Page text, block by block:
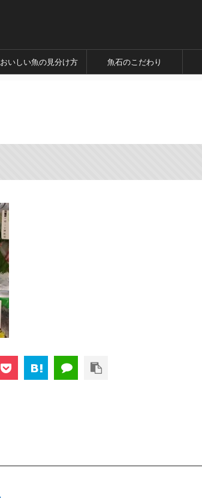
おいしい魚の見分け方 魚石のこだわり